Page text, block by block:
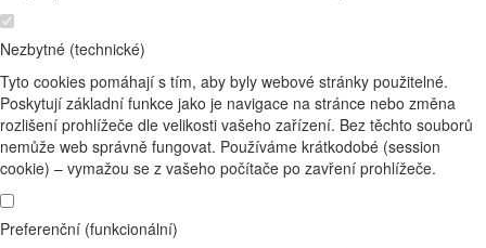
Nezbytné (technické)
Tyto cookies pomáhají s tím, aby byly webové stránky použitelné.
Poskytují základní funkce jako je navigace na stránce nebo změna
rozlišení prohlížeče dle velikosti vašeho zařízení. Bez těchto souborů
nemůže web správně fungovat. Používáme krátkodobé (session
cookie) – vymažou se z vašeho počítače po zavření prohlížeče.
Preferenční (funkcionální)